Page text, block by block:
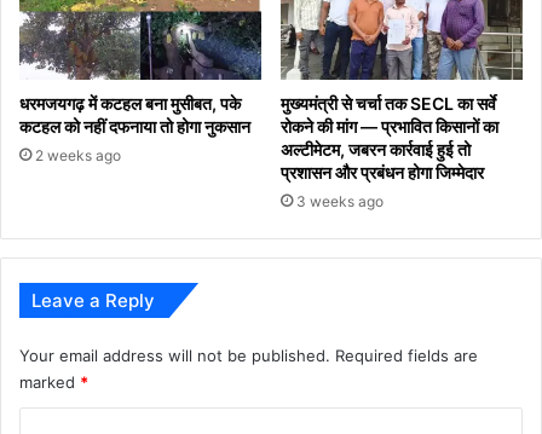
धरमजयगढ़ में कटहल बना मुसीबत, पके
कटहल को नहीं दफनाया तो होगा नुकसान
2 weeks ago
मुख्यमंत्री से चर्चा तक SECL का सर्वे
रोकने की मांग — प्रभावित किसानों का
अल्टीमेटम, जबरन कार्रवाई हुई तो
प्रशासन और प्रबंधन होगा जिम्मेदार
3 weeks ago
Leave a Reply
Your email address will not be published. Required fields are
marked *